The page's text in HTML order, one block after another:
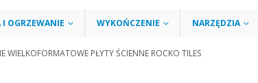
OGRZEWANIE WYKOŃCZENIE NARZĘDZIA
PŁYTY ŚCIENNE ROCKO TILES